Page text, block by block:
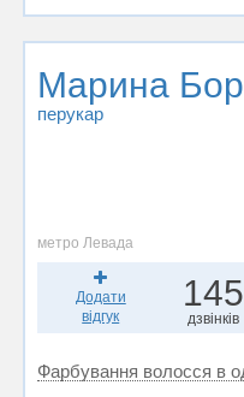
Марина
перукар
метро Левада
Додати
відгук
145
дзвінків
Фарбування волосся в